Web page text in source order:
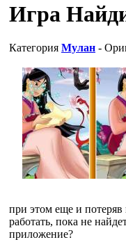
Игра
Категория Мулан -
при этом еще и
работать, пока не
приложение?